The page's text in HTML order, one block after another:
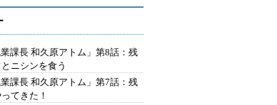
課長 和久原アトム」第8話：残
ニシンを食う
課長 和久原アトム」第7話：残
てきた！